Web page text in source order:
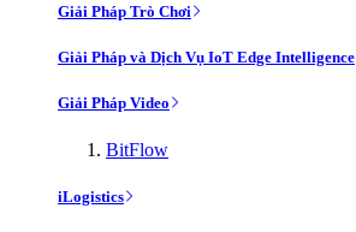
Giải Pháp Trò Chơi
Giải Pháp và Dịch Vụ IoT Edge Intelligence
Giải Pháp Video
BitFlow
iLogistics